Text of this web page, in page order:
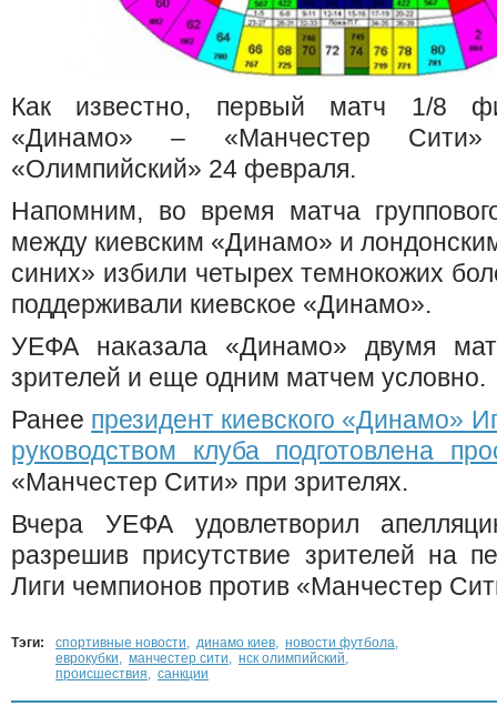
Как известно, первый матч 1/8
«Динамо» – «Манчестер
«Олимпийский» 24 февраля.
Напомним, во время матча
между киевским «Динамо» и
синих» избили четырех темнокожих
поддерживали киевское «Динамо».
УЕФА наказала «Динамо» двумя
зрителей и еще одним матчем условно.
Ранее президент киевского «Динамо»
руководством клуба подготовлена
«Манчестер Сити» при зрителях.
Вчера УЕФА удовлетворил
разрешив присутствие зрителей на
Лиги чемпионов против «Манчестер
Тэги: спортивные новости, динамо киев, новости футбола,
еврокубки, манчестер сити, нск олимпийский,
происшествия, санкции